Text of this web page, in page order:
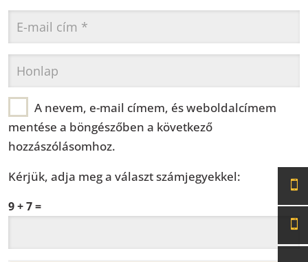
A nevem, e-mail címem, és weboldalcímem
mentése a böngészőben a következő
hozzászólásomhoz.
Kérjük, adja meg a választ számjegyekkel:
9 + 7 =